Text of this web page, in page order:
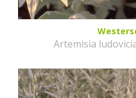
Artemisia